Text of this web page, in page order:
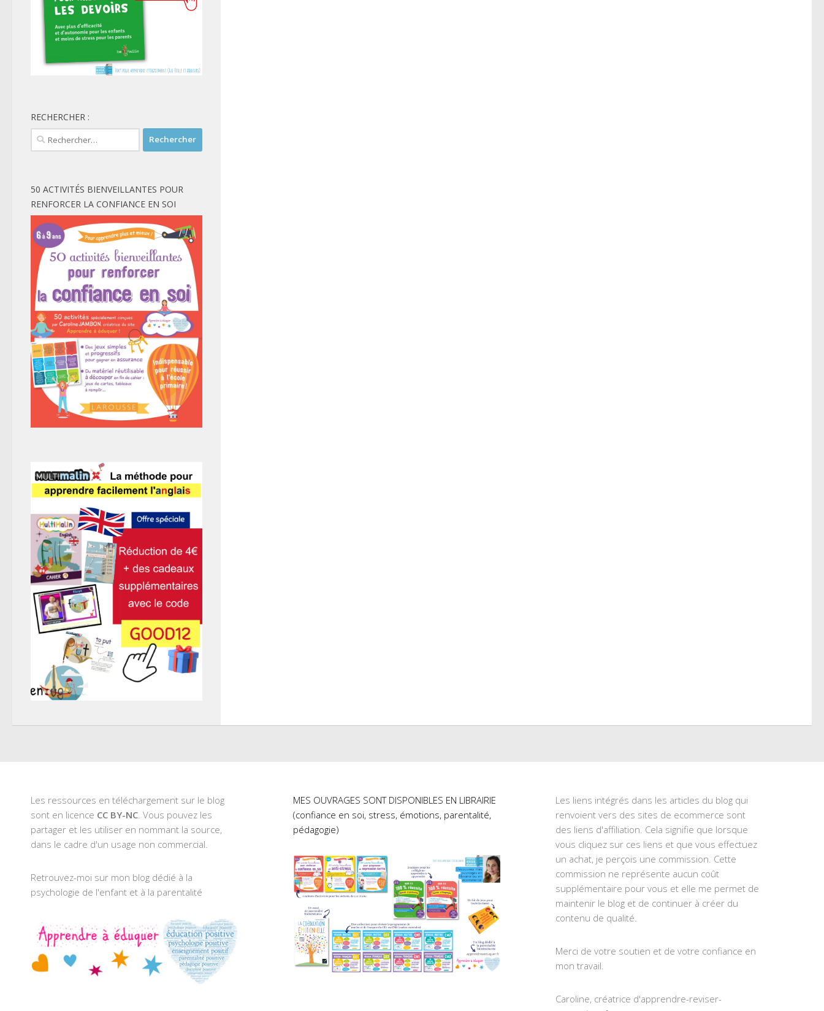
RECHERCHER :
Rechercher :
50 ACTIVITÉS BIENVEILLANTES POUR
RENFORCER LA CONFIANCE EN SOI
Les ressources en téléchargement sur le blog
sont en licence CC BY-NC. Vous pouvez les
partager et les utiliser en nommant la source,
dans le cadre d'un usage non commercial.
Retrouvez-moi sur mon blog dédié à la
psychologie de l'enfant et à la parentalité
MES OUVRAGES SONT DISPONIBLES EN LIBRAIRIE
(confiance en soi, stress, émotions, parentalité,
pédagogie)
Les liens intégrés dans les articles du blog qui
renvoient vers des sites de ecommerce sont
des liens d'affiliation. Cela signifie que lorsque
vous cliquez sur ces liens et que vous effectuez
un achat, je perçois une commission. Cette
commission ne représente aucun coût
supplémentaire pour vous et elle me permet de
maintenir le blog et de continuer à créer du
contenu de qualité.
Merci de votre soutien et de votre confiance en
mon travail.
Caroline, créatrice d'apprendre-reviser-